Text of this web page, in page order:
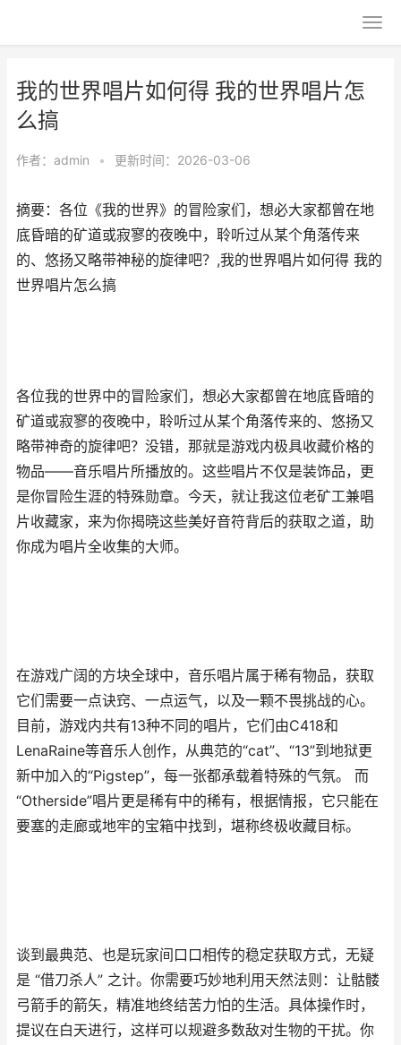
我的世界唱片如何得 我的世界唱片怎
么搞
作者： admin • 更新时间：2026-03-06
摘要：各位《我的世界》的冒险家们，想必大家都曾在地
底昏暗的矿道或寂寥的夜晚中，聆听过从某个角落传来
的、悠扬又略带神秘的旋律吧？,我的世界唱片如何得 我的
世界唱片怎么搞
各位我的世界中的冒险家们，想必大家都曾在地底昏暗的
矿道或寂寥的夜晚中，聆听过从某个角落传来的、悠扬又
略带神奇的旋律吧？没错，那就是游戏内极具收藏价格的
物品——音乐唱片所播放的。这些唱片不仅是装饰品，更
是你冒险生涯的特殊勋章。今天，就让我这位老矿工兼唱
片收藏家，来为你揭晓这些美好音符背后的获取之道，助
你成为唱片全收集的大师。
在游戏广阔的方块全球中，音乐唱片属于稀有物品，获取
它们需要一点诀窍、一点运气，以及一颗不畏挑战的心。
目前，游戏内共有13种不同的唱片，它们由C418和
LenaRaine等音乐人创作，从典范的“cat”、“13”到地狱更
新中加入的“Pigstep”，每一张都承载着特殊的气氛。 而
“Otherside”唱片更是稀有中的稀有，根据情报，它只能在
要塞的走廊或地牢的宝箱中找到，堪称终极收藏目标。
谈到最典范、也是玩家间口口相传的稳定获取方式，无疑
是 “借刀杀人” 之计。你需要巧妙地利用天然法则：让骷髅
弓箭手的箭矢，精准地终结苦力怕的生活。具体操作时，
提议在白天进行，这样可以规避多数敌对生物的干扰。你